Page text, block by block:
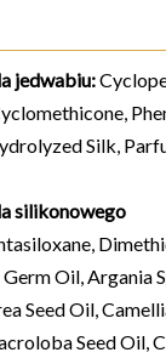
jedwabiu:
Silk,
silikonowego
Oil, Argania
Seed Oil,
Seed Oil,